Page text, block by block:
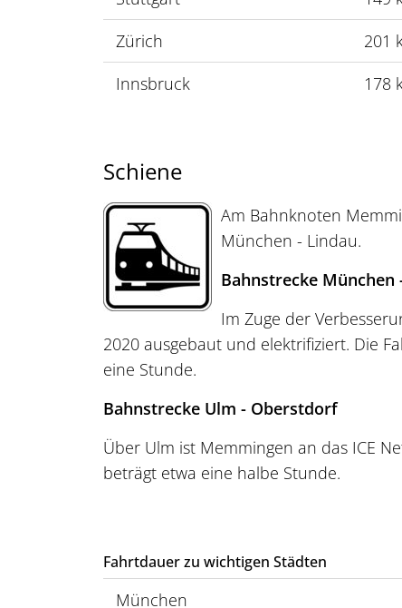
Zürich
201
Innsbruck
178
Schiene
Am Bahnknoten
München - Lindau.
Bahnstrecke München
Im Zuge der
2020 ausgebaut und elektrifiziert. Die
eine Stunde.
Bahnstrecke Ulm - Oberstdorf
Über Ulm ist Memmingen an das ICE
beträgt etwa eine halbe Stunde.
Fahrtdauer zu wichtigen Städten
München